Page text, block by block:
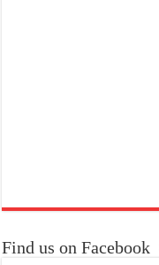
Find us on Facebook